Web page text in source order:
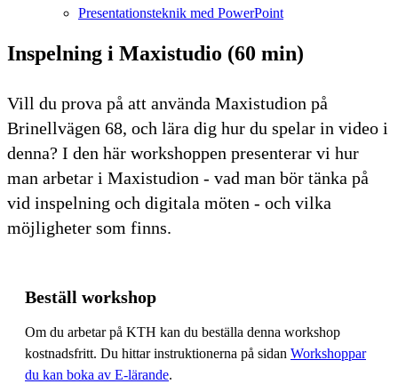
Presentationsteknik med PowerPoint
Inspelning i Maxistudio (60 min)
Vill du prova på att använda Maxistudion på
Brinellvägen 68, och lära dig hur du spelar in video i
denna? I den här workshoppen presenterar vi hur
man arbetar i Maxistudion - vad man bör tänka på
vid inspelning och digitala möten - och vilka
möjligheter som finns.
Beställ workshop
Om du arbetar på KTH kan du beställa denna workshop
kostnadsfritt. Du hittar instruktionerna på sidan Workshoppar
du kan boka av E-lärande.